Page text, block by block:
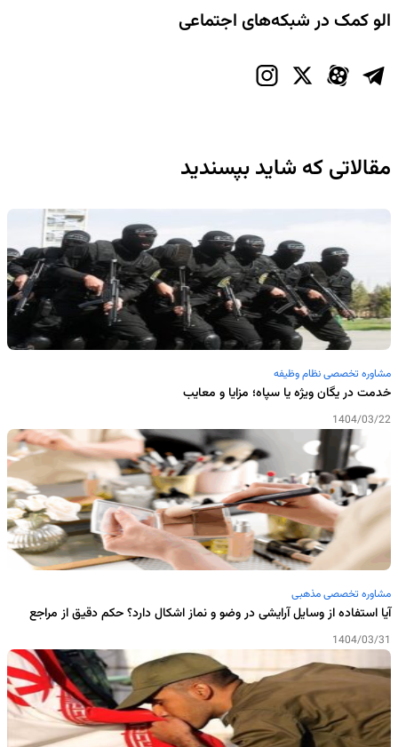
الو کمک در شبکه‌های اجتماعی
مقالاتی که شاید بپسندید
مشاوره تخصصی نظام وظیفه
خدمت در یگان ویژه یا سپاه؛ مزایا و معایب
1404/03/22
مشاوره تخصصی مذهبی
آیا استفاده از وسایل آرایشی در وضو و نماز اشکال دارد؟ حکم دقیق از مراجع
1404/03/31